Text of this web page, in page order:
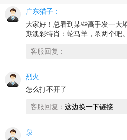
广东猫子：
大家好！总看到某些高手发一大
期澳彩特肖：蛇马羊，杀两个吧。
客服回复：
烈火
怎么打不开了
客服回复： 这边换一下链接
泉